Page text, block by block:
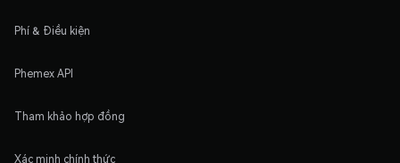
Phí & Điều kiện
Phemex API
Tham khảo hợp đồng
Xác minh chính thức